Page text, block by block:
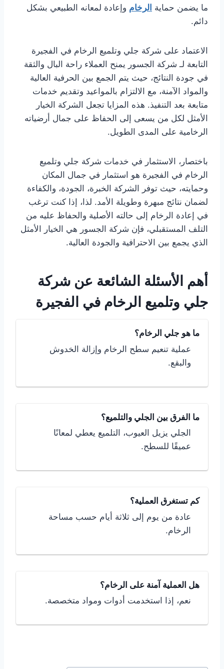
ما يضمن حماية الرخام وإعادة لمعانه الطبيعي بشكل
دائم.
الاعتماد على شركة جلي وتلميع الرخام في الفجيرة
التابعة لـ شركة الجسور يمنح العملاء راحة البال والثقة
في جودة النتائج، حيث يتم الجمع بين الحرفية العالية
والمواد الآمنة، مع الالتزام بالمواعيد وتقديم خدمات
متابعة بعد التنفيذ. هذه المزايا تجعل الشركة الخيار
الأمثل لكل من يسعى إلى الحفاظ على جمال أرضياته
الرخامية على المدى الطويل.
باختصار، الاستثمار في خدمات شركة جلي وتلميع
الرخام في الفجيرة هو استثمار في جمال المكان
وحمايته، حيث توفر الشركة الخبرة، الجودة، والكفاءة
لضمان نتائج مبهرة وطويلة الأمد. لذا، إذا كنت ترغب
في إعادة الرخام إلى حالته الأصلية والحفاظ عليه من
التلف المستقبلي، فإن شركة الجسور هي الخيار الأمثل
الذي يجمع بين الاحترافية والجودة العالية.
أهم الأسئلة الشائعة عن شركة
جلي وتلميع الرخام في الفجيرة
ما هو جلي الرخام؟
عملية تنعيم سطح الرخام وإزالة الخدوش
والبقع.
ما الفرق بين الجلي والتلميع؟
الجلي يزيل العيوب، التلميع يعطي لمعانًا
عميقًا للسطح.
كم تستغرق العملية؟
عادة من يوم إلى ثلاثة أيام حسب مساحة
الرخام.
هل العملية آمنة على الرخام؟
نعم، إذا استخدمت أدوات ومواد متخصصة.